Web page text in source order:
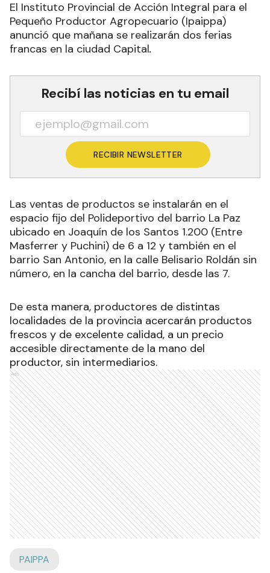
El Instituto Provincial de Acción Integral para el
Pequeño Productor Agropecuario (Ipaippa)
anunció que mañana se realizarán dos ferias
francas en la ciudad Capital.
Recibí las noticias en tu email
RECIBIR NEWSLETTER
Las ventas de productos se instalarán en el
espacio fijo del Polideportivo del barrio La Paz
ubicado en Joaquín de los Santos 1.200 (Entre
Masferrer y Puchini) de 6 a 12 y también en el
barrio San Antonio, en la calle Belisario Roldán sin
número, en la cancha del barrio, desde las 7.
De esta manera, productores de distintas
localidades de la provincia acercarán productos
frescos y de excelente calidad, a un precio
accesible directamente de la mano del
productor, sin intermediarios.
Ads
PAIPPA